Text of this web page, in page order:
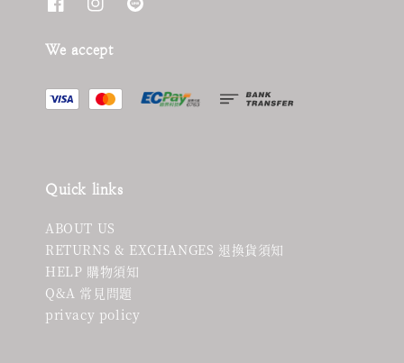
We accept
Quick links
ABOUT US
RETURNS & EXCHANGES 退換貨須知
HELP 購物須知
Q&A 常見問題
privacy policy